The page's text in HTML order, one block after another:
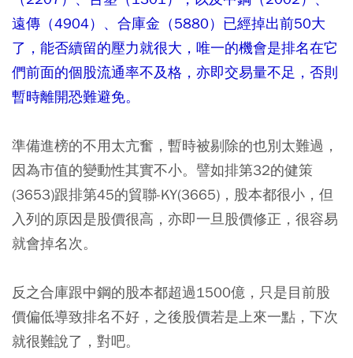
遠傳（4904）、合庫金（5880）已經掉出前50大
了，能否續留的壓力就很大，唯一的機會是排名在它
們前面的個股流通率不及格，亦即交易量不足，否則
暫時離開恐難避免。
準備進榜的不用太亢奮，暫時被剔除的也別太難過，
因為市值的變動性其實不小。譬如排第32的健策
(3653)跟排第45的貿聯-KY(3665)，股本都很小，但
入列的原因是股價很高，亦即一旦股價修正，很容易
就會掉名次。
反之合庫跟中鋼的股本都超過1500億，只是目前股
價偏低導致排名不好，之後股價若是上來一點，下次
就很難說了，對吧。